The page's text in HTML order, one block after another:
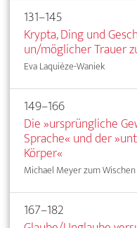
131–145
Krypta, Ding und
un/möglicher Trauer
Eva Laquièze-Waniek
149–166
Die »ursprüngliche
Sprache« und der
Körper«
Michael Meyer zum Wischen
167–182